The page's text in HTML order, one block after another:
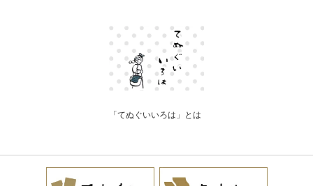
「てぬぐいいろは」とは